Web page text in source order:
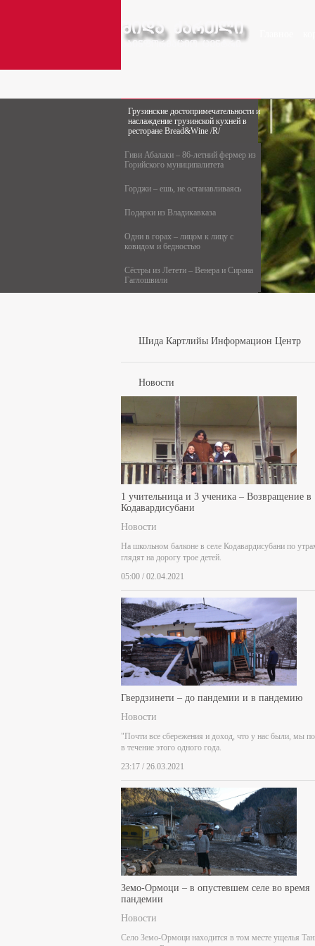
Грузинские достопримечательности и
наслаждение грузинской кухней в
ресторане Bread&Wine /R/
Гиви Абалаки – 86-летний фермер из
Горийского муниципалитета
Горджи – ешь, не останавливаясь
Подарки из Владикавказа
Одни в горах – лицом к лицу с
ковидом и бедностью
Сёстры из Летети – Венера и Сирана
Гаглошвили
Шида Картлийы Информацион Центр
Новости
1 учительница и 3 ученика – Возвращение в
Кодавардисубани
Новости
На школьном балконе в селе Кодавардисубани по
глядят на дорогу трое детей.
05:00 / 02.04.2021
Гвердзинети – до пандемии и в пандемию
Новости
"Почти все сбережения и доход, что у нас были, мы
в течение этого одного года.
23:17 / 26.03.2021
Земо-Ормоци – в опустевшем селе во время
пандемии
Новости
Село Земо-Ормоци находится в том месте ущелья